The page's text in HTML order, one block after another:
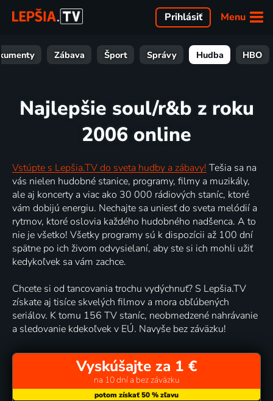
Menu
Prihlásiť
Zábava Šport Správy Hudba HBO
Najlepšie soul/r&b z roku
2006 online
Vstúpte s Lepšia.TV do sveta hudby a zábavy! Tešia sa na
vás nielen hudobné stanice, programy, filmy a muzikály,
ale aj koncerty a viac ako 30 000 rádiových staníc, ktoré
vám dobijú energiu. Nechajte sa uniesť do sveta melódií a
rytmov, ktoré oslovia každého hudobného nadšenca. A to
nie je všetko! Všetky programy sú k dispozícii až 100 dní
spätne po ich živom odvysielaní, aby ste si ich mohli užiť
kedykoľvek sa vám zachce.
Chcete si od tancovania trochu vydýchnuť? S Lepšia.TV
získate aj tisíce skvelých filmov a mora obľúbených
seriálov. K tomu 156 TV staníc, neobmedzené nahrávanie
a sledovanie kdekoľvek v EÚ. Navyše bez záväzku!
Vyskúšajte za 1 €
na 10 dní a bez záväzku